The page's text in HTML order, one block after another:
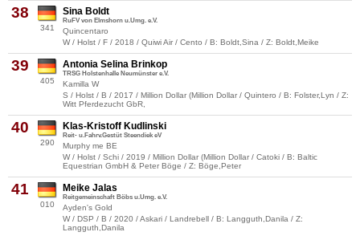
38
341
Sina Boldt
RuFV von Elmshorn u.Umg. e.V.
Quincentaro
W / Holst / F / 2018 / Quiwi Air / Cento / B: Boldt,Sina / Z: Boldt,Meike
39
405
Antonia Selina Brinkop
TRSG Holstenhalle Neumünster e.V.
Kamilla W
S / Holst / B / 2017 / Million Dollar (Million Dollar / Quintero / B: Folster,Lyn / Z:
Witt Pferdezucht GbR,
40
290
Klas-Kristoff Kudlinski
Reit- u.Fahrv.Gestüt Steendiek eV
Murphy me BE
W / Holst / Schi / 2019 / Million Dollar (Million Dollar / Catoki / B: Baltic
Equestrian GmbH & Peter Böge / Z: Böge,Peter
41
010
Meike Jalas
Reitgemeinschaft Böbs u.Umg. e.V.
Ayden's Gold
W / DSP / B / 2020 / Askari / Landrebell / B: Langguth,Danila / Z:
Langguth,Danila